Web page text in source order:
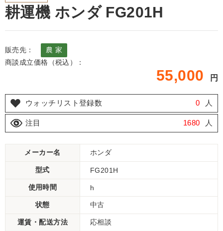
耕運機 ホンダ FG201H
販売先：
農 家
商談成立価格（税込）：
55,000 円
ウォッチリスト登録数 0 人
注目 1680 人
メーカー名 ホンダ
型式 FG201H
使用時間 h
状態 中古
運賃・配送方法 応相談